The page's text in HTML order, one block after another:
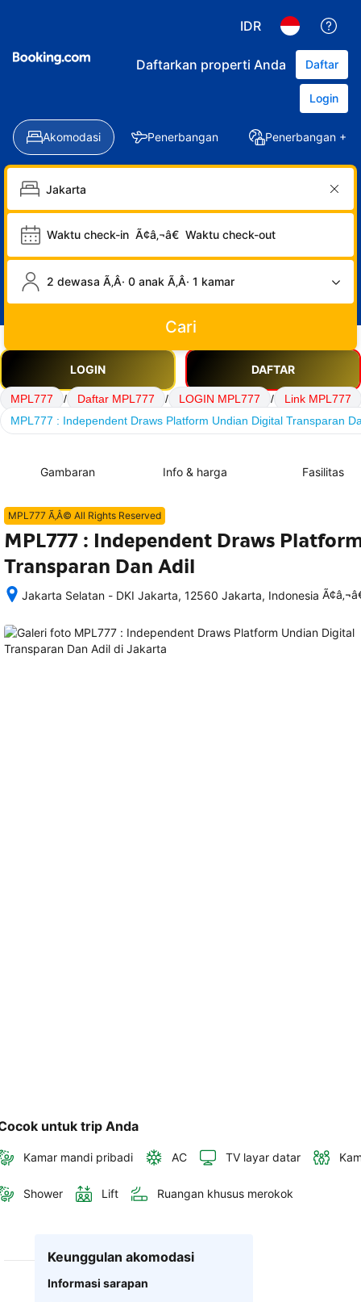
IDR
Daftarkan properti Anda Daftar
Login
Akomodasi Penerbangan Penerbangan +
Waktu check-in Ã¢â‚¬â€ Waktu check-out
2 dewasa Ã‚Â· 0 anak Ã‚Â· 1 kamar
Cari
LOGIN DAFTAR
MPL777 / Daftar MPL777 / LOGIN MPL777 /
Link MPL777
MPL777 : Independent Draws Platform Undian Digital Transparan
Gambaran Info & harga Fasilitas
MPL777 Ã‚Â© All Rights Reserved
MPL777 : Independent Draws
Transparan Dan Adil
Jakarta Selatan - DKI Jakarta, 12560 Jakarta, Indonesia
memesan,
rincian
untuk trip Anda
Kamar mandi pribadi AC TV layar datar
Shower Lift Ruangan khusus merokok
Keunggulan akomodasi
Informasi sarapan